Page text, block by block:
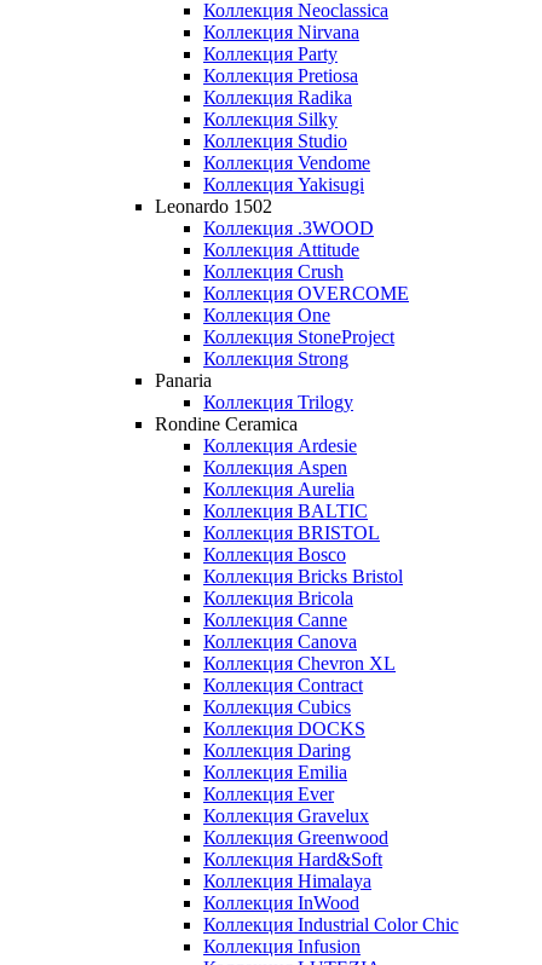
Коллекция Neoclassica
Коллекция Nirvana
Коллекция Party
Коллекция Pretiosa
Коллекция Radika
Коллекция Silky
Коллекция Studio
Коллекция Vendome
Коллекция Yakisugi
Leonardo 1502
Коллекция .3WOOD
Коллекция Attitude
Коллекция Crush
Коллекция OVERCOME
Коллекция One
Коллекция StoneProject
Коллекция Strong
Panaria
Коллекция Trilogy
Rondine Ceramica
Коллекция Ardesie
Коллекция Aspen
Коллекция Aurelia
Коллекция BALTIC
Коллекция BRISTOL
Коллекция Bosco
Коллекция Bricks Bristol
Коллекция Bricola
Коллекция Canne
Коллекция Canova
Коллекция Chevron XL
Коллекция Contract
Коллекция Cubics
Коллекция DOCKS
Коллекция Daring
Коллекция Emilia
Коллекция Ever
Коллекция Gravelux
Коллекция Greenwood
Коллекция Hard&Soft
Коллекция Himalaya
Коллекция InWood
Коллекция Industrial Color Chic
Коллекция Infusion